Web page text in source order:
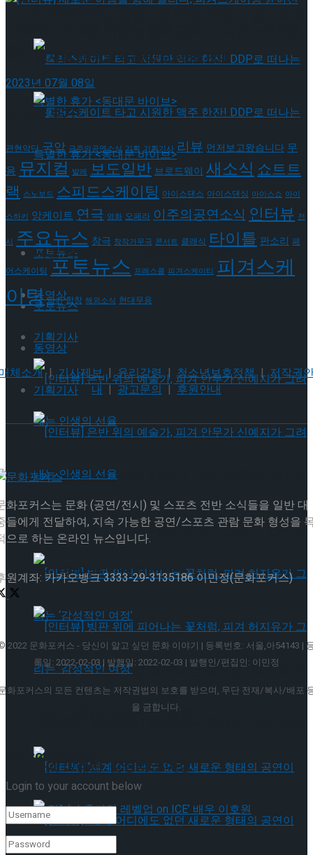
뮤지컬 배우와의 콜라보 제품 판매
롤러스케이트 타고 시원한 맥주 한잔! DDP로 떠
나는 특별한 휴가 <동대문 바이브>
포토뉴스
동영상
기획기사
[인터뷰] 은반 위의 예술가, 피겨 안무가 신예지
가 그려내는 인생의 선율
[인터뷰] 빙판 위에 피어나는 꽃처럼, 피겨 허지
유가 그리는 ‘감성적인 여정’
뮤지컬 배우와의 콜라보 제품 판매
롤러스케이트 타고 시원한 맥주 한잔! DDP로 떠
나는 특별한 휴가 <동대문 바이브>
포토뉴스
동영상
기획기사
[인터뷰] 은반 위의 예술가, 피겨 안무가 신예지
가 그려내는 인생의 선율
유가 그리는 ‘감성적인 여정’
윤아선
2023년 07월 08일
태그로 보기
관현악단 국악 금주의공연소식 기획 기획기사 리뷰 먼저보고왔습니다 무
용 뮤지컬 발레 보도일반 브로드웨이 새소식쇼트트
랙 스노보드 스피드스케이팅 아이스댄스 아이스댄싱 아이스쇼 아이
스하키 앙케이트 연극 영화 오페라 이주의공연소식 인터뷰 전
시 주요뉴스 창극 창작가무극 콘서트 클래식 타이틀 판소리 페
어스케이팅 포토뉴스 프레스콜 피겨스케이티 피겨스케
이팅 하키 합창 해외소식 현대무용
체소개|기사제보|윤리강령|청소년보호정책|저작권
내|광고문의|후원안내
화포커스는 문화 (공연/전시) 및 스포츠 전반 소식들을 일반 대
들에게 전달하여, 지속 가능한 공연/스포츠 관람 문화 형성을
으로 하는 온라인 뉴스입니다.
원계좌: 카카오뱅크 3333-29-3135186 이민정(문화포커스)
2022 문화포커스 - 당신이 알고 싶던 문화 이야기 | 등록번호: 서울,아54143 |
록일: 2022-02-03 | 발행일: 2022-02-03 | 발행인/편집인: 이민정
화포커스의 모든 컨텐츠는 저작권법의 보호를 받으며, 무단 전재/복사/배포
을 금합니다.
Welcome Back!
Login to your account below